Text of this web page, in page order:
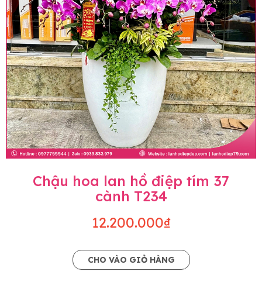
Chậu hoa lan hồ điệp tím 37
cành T234
12.200.000₫
CHO VÀO GIỎ HÀNG